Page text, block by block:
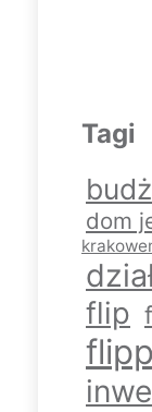
Tagi
dom
flip